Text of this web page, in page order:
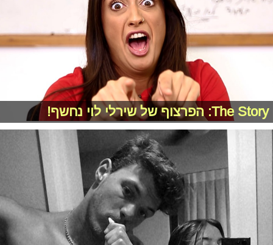
The Story: הפרצוף של שירלי לוי נחשף!